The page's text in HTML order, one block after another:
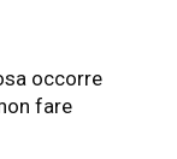
occorre
fare